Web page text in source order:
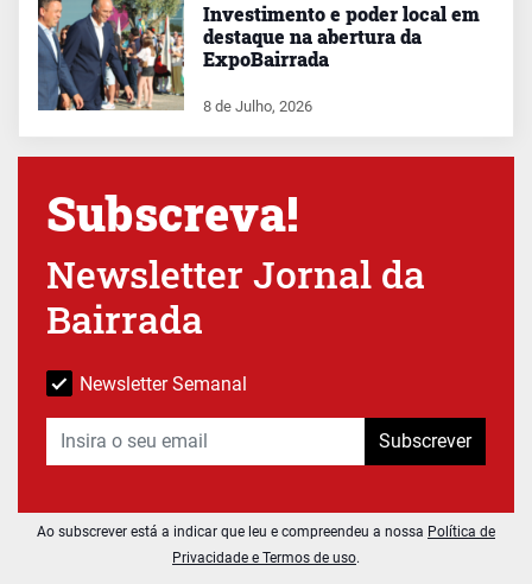
Investimento e poder local em
destaque na abertura da
ExpoBairrada
8 de Julho, 2026
Subscreva!
Newsletter Jornal da
Bairrada
Newsletter Semanal
Subscrever
Ao subscrever está a indicar que leu e compreendeu a nossa Política de
Privacidade e Termos de uso.